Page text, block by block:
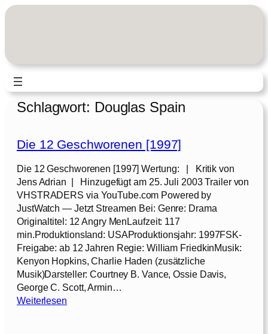
Zum
Schlagwort: Douglas Spain
Die 12 Geschworenen [1997]
Die 12 Geschworenen [1997] Wertung: | Kritik von
Jens Adrian | Hinzugefügt am 25. Juli 2003 Trailer von
VHSTRADERS via YouTube.com Powered by
JustWatch — Jetzt Streamen Bei: Genre: Drama
Originaltitel: 12 Angry MenLaufzeit: 117
min.Produktionsland: USAProduktionsjahr: 1997FSK-
Freigabe: ab 12 Jahren Regie: William FriedkinMusik:
Kenyon Hopkins, Charlie Haden (zusätzliche
Musik)Darsteller: Courtney B. Vance, Ossie Davis,
George C. Scott, Armin…
Weiterlesen: